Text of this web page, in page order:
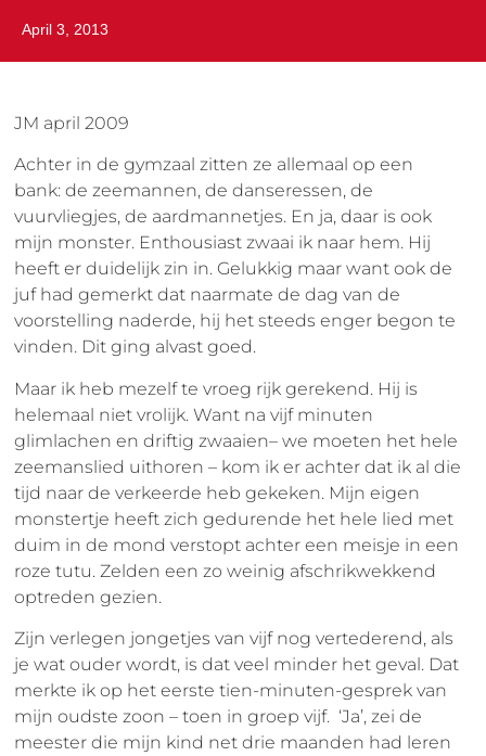
April 3, 2013
JM april 2009
Achter in de gymzaal zitten ze allemaal op een
bank: de zeemannen, de danseressen, de
vuurvliegjes, de aardmannetjes. En ja, daar is ook
mijn monster. Enthousiast zwaai ik naar hem. Hij
heeft er duidelijk zin in. Gelukkig maar want ook de
juf had gemerkt dat naarmate de dag van de
voorstelling naderde, hij het steeds enger begon te
vinden. Dit ging alvast goed.
Maar ik heb mezelf te vroeg rijk gerekend. Hij is
helemaal niet vrolijk. Want na vijf minuten
glimlachen en driftig zwaaien– we moeten het hele
zeemanslied uithoren – kom ik er achter dat ik al die
tijd naar de verkeerde heb gekeken. Mijn eigen
monstertje heeft zich gedurende het hele lied met
duim in de mond verstopt achter een meisje in een
roze tutu. Zelden een zo weinig afschrikwekkend
optreden gezien.
Zijn verlegen jongetjes van vijf nog vertederend, als
je wat ouder wordt, is dat veel minder het geval. Dat
merkte ik op het eerste tien-minuten-gesprek van
mijn oudste zoon – toen in groep vijf. ‘Ja’, zei de
meester die mijn kind net drie maanden had leren